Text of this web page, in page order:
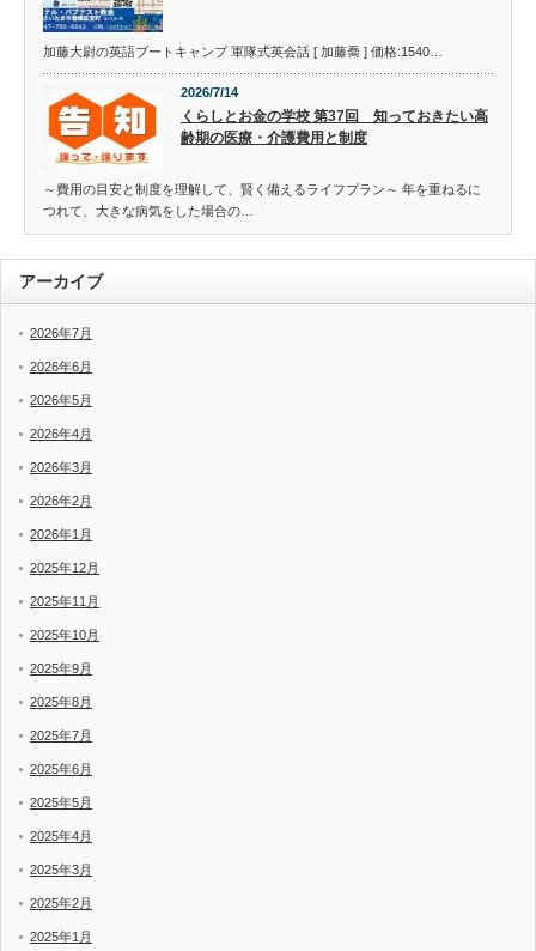
加藤大尉の英語ブートキャンプ 軍隊式英会話 [ 加藤喬 ] 価格:1540…
2026/7/14
くらしとお金の学校 第37回 知っておきたい高
齢期の医療・介護費用と制度
～費用の目安と制度を理解して、賢く備えるライフプラン～ 年を重ねるに
つれて、大きな病気をした場合の…
アーカイブ
2026年7月
2026年6月
2026年5月
2026年4月
2026年3月
2026年2月
2026年1月
2025年12月
2025年11月
2025年10月
2025年9月
2025年8月
2025年7月
2025年6月
2025年5月
2025年4月
2025年3月
2025年2月
2025年1月